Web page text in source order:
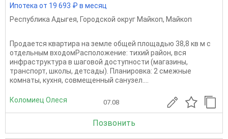
Ипотека от 19 693 ₽ в месяц
Республика Адыгея, Городской округ Майкоп, Майкоп
Продается квартира на земле общей площадью 38,8 кв м с
отдельным входомРасположение: тихий район, вся
инфраструктура в шаговой доступности (магазины,
транспорт, школы, детсады). Планировка: 2 смежные
комнаты, кухня, совмещенный санузел....
Коломиец Олеся 07.08
Позвонить